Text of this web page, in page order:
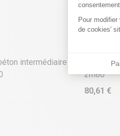
intermédiaire
Poteau
2m80
80,61 €
Pour
de cookies'